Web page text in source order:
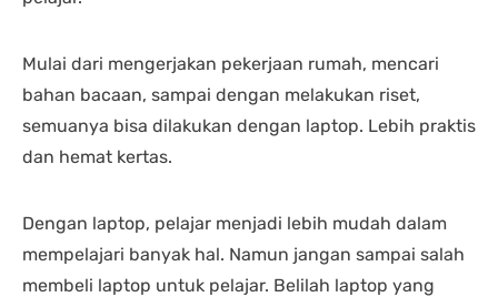
Mulai dari mengerjakan pekerjaan rumah, mencari
bahan bacaan, sampai dengan melakukan riset,
semuanya bisa dilakukan dengan laptop. Lebih praktis
dan hemat kertas.
Dengan laptop, pelajar menjadi lebih mudah dalam
mempelajari banyak hal. Namun jangan sampai salah
membeli laptop untuk pelajar. Belilah laptop yang